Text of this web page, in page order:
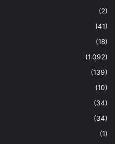
(2)
(41)
(18)
(1.092)
(139)
(10)
(34)
(34)
(1)